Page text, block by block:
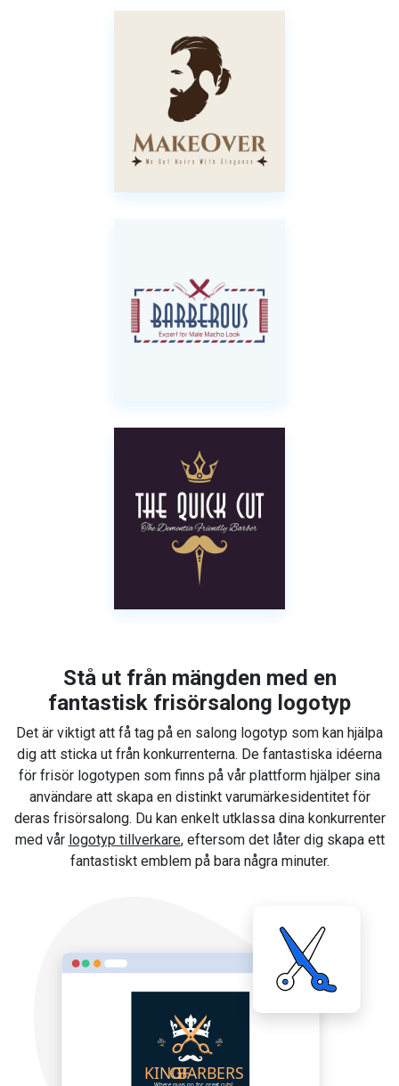
Stå ut från mängden med en
fantastisk frisörsalong logotyp
Det är viktigt att få tag på en salong logotyp som kan hjälpa
dig att sticka ut från konkurrenterna. De fantastiska idéerna
för frisör logotypen som finns på vår plattform hjälper sina
användare att skapa en distinkt varumärkesidentitet för
deras frisörsalong. Du kan enkelt utklassa dina konkurrenter
med vår logotyp tillverkare, eftersom det låter dig skapa ett
fantastiskt emblem på bara några minuter.